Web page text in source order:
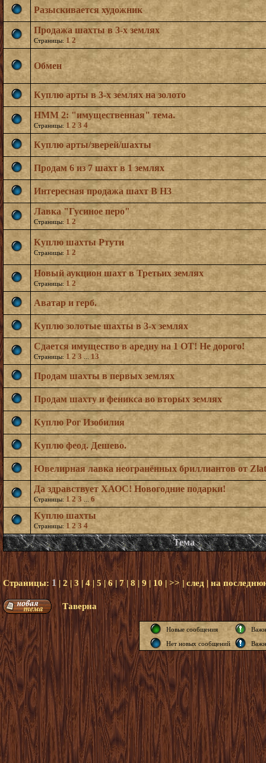
Разыскивается художник
Продажа шахты в 3-х землях
Страницы: 1 2
Обмен
Куплю арты в 3-х землях на золото
НММ 2: "имущественная" тема.
Страницы: 1 2 3 4
Куплю арты/зверей/шахты
Продам 6 из 7 шахт в 1 землях
Интересная продажа шахт В H3
Лавка "Гусиное перо"
Страницы: 1 2
Куплю шахты Ртути
Страницы: 1 2
Новый аукцион шахт в Третьих землях
Страницы: 1 2
Аватар и герб.
Куплю золотые шахты в 3-х землях
Сдается имущество в аредну на 1 OT! Не дорого!
Страницы: 1 2 3 13
Продам шахты в первых землях
Продам шахту и феникса во вторых землях
Куплю Рог Изобилия
Куплю феод. Дешево.
Ювелирная лавка неогранённых бриллиантов от
Да здравствует ХАОС! Новогодние подарки!
Страницы: 1 2 3 6
Куплю шахты
Страницы: 1 2 3 4
Тема
Страницы:1 | 2|3 |4| 5|6| 7|8| 9|10|>>| след|на
Таверна
Новые сообщения
Нет новых сообщений